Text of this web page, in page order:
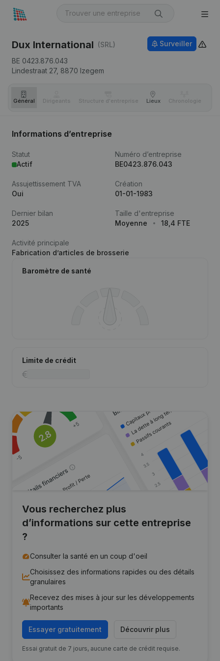
Dux International (SRL)
BE 0423.876.043
Lindestraat 27, 8870 Izegem
Surveiller
Général Dirigeants Structure d'entreprise Lieux Chronologie
Informations d’entreprise
Statut
Actif
Numéro d’entreprise
BE0423.876.043
Assujettissement TVA
Oui
Création
01-01-1983
Dernier bilan
2025
Taille d'entreprise
Moyenne
18,4 FTE
Activité principale
Fabrication d’articles de brosserie
Baromètre de santé
Limite de crédit
Vous recherchez plus
d’informations sur cette entreprise
?
Consulter la santé en un coup d'oeil
Choisissez des informations rapides ou des détails
granulaires
Recevez des mises à jour sur les développements
importants
Essayer gratuitement Découvrir plus
Essai gratuit de 7 jours, aucune carte de crédit requise.